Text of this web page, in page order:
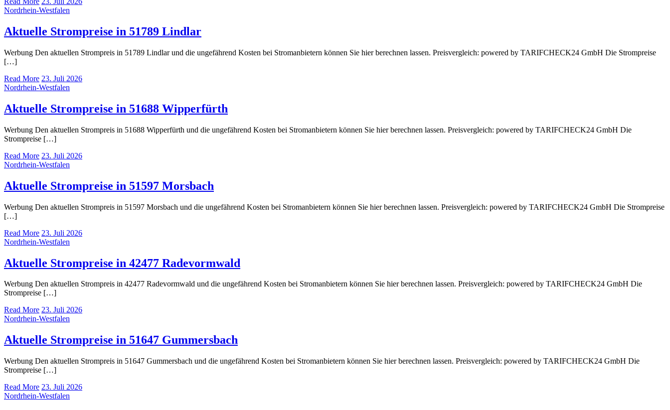
Nordrhein-Westfalen
Aktuelle Strompreise in 51789 Lindlar
Werbung Den aktuellen Strompreis in 51789 Lindlar und die ungefährend Kosten bei Stromanbietern können Sie hier berechnen lassen. Preisvergleich: powered by TARIFCHECK24 GmbH Die Strompreise
[…]
Read More 23. Juli 2026
Nordrhein-Westfalen
Aktuelle Strompreise in 51688 Wipperfürth
Werbung Den aktuellen Strompreis in 51688 Wipperfürth und die ungefährend Kosten bei Stromanbietern können Sie hier berechnen lassen. Preisvergleich: powered by TARIFCHECK24 GmbH Die
Strompreise […]
Read More 23. Juli 2026
Nordrhein-Westfalen
Aktuelle Strompreise in 51597 Morsbach
Werbung Den aktuellen Strompreis in 51597 Morsbach und die ungefährend Kosten bei Stromanbietern können Sie hier berechnen lassen. Preisvergleich: powered by TARIFCHECK24 GmbH Die Strompreise
[…]
Read More 23. Juli 2026
Nordrhein-Westfalen
Aktuelle Strompreise in 42477 Radevormwald
Werbung Den aktuellen Strompreis in 42477 Radevormwald und die ungefährend Kosten bei Stromanbietern können Sie hier berechnen lassen. Preisvergleich: powered by TARIFCHECK24 GmbH Die
Strompreise […]
Read More 23. Juli 2026
Nordrhein-Westfalen
Aktuelle Strompreise in 51647 Gummersbach
Werbung Den aktuellen Strompreis in 51647 Gummersbach und die ungefährend Kosten bei Stromanbietern können Sie hier berechnen lassen. Preisvergleich: powered by TARIFCHECK24 GmbH Die
Strompreise […]
Read More 23. Juli 2026
Nordrhein-Westfalen